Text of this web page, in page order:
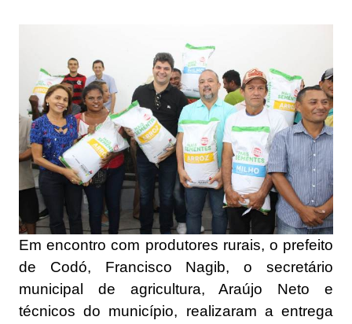
Em encontro com produtores rurais, o prefeito
de Codó, Francisco Nagib, o secretário
municipal de agricultura, Araújo Neto e
técnicos do município, realizaram a entrega